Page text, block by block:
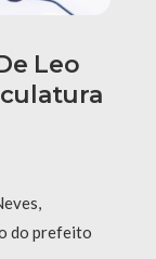
Leo
do prefeito